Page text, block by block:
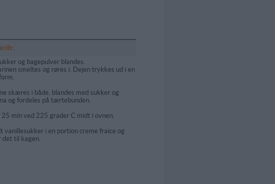
og bagepulver blandes.
smeltes og røres i. Dejen trykkes ud i en
skæres i både, blandes med sukker og
og fordeles på tærtebunden.
25 min ved 225 grader C midt i ovnen.
vanillesukker i en portion creme fraice og
det til kagen.